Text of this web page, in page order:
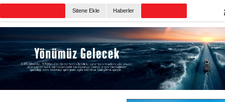
Sitene Ekle Haberler